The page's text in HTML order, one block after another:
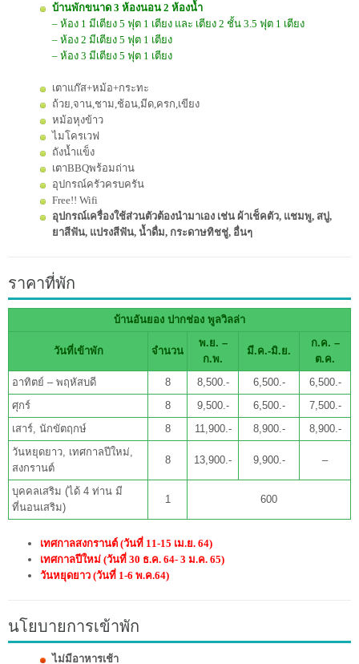
บ้านพักขนาด 3 ห้องนอน 2 ห้องน้ำ
– ห้อง 1 มีเตียง 5 ฟุต 1 เตียง และ เตียง 2 ชั้น 3.5 ฟุต 1 เตียง
– ห้อง 2 มีเตียง 5 ฟุต 1 เตียง
– ห้อง 3 มีเตียง 5 ฟุต 1 เตียง
เตาแก๊ส+หม้อ+กระทะ
ถ้วย,จาน,ชาม,ช้อน,มีด,ครก,เขียง
หม้อหุงข้าว
ไมโครเวฟ
ถังน้ำแข็ง
เตาBBQพร้อมถ่าน
อุปกรณ์ครัวครบครัน
Free!! Wifi
อุปกรณ์เครื่องใช้ส่วนตัวต้องนำมาเอง เช่น ผ้าเช็คตัว, แชมพู, สบู่,
ยาสีฟัน, แปรงสีฟัน, น้ำดื่ม, กระดาษทิชชู่, อื่นๆ
ราคาที่พัก
บ้านอันยอง ปากช่อง พูลวิลล่า
วันที่เข้าพัก จำนวน
พ.ย. –
ก.พ.
มี.ค.-มิ.ย.
ก.ค. –
ต.ค.
อาทิตย์ – พฤหัสบดี
8 8,500.- 6,500.-
6,500.-
ศุกร์
8 9,500.- 6,500.-
7,500.-
เสาร์, นักขัตฤกษ์
8 11,900.- 8,900.-
8,900.-
วันหยุดยาว, เทศกาลปีใหม่,
สงกรานต์
8 13,900.- 9,900.- –
บุคคลเสริม (ได้ 4 ท่าน มี
ที่นอนเสริม)
1 600
เทศกาลสงกรานต์ (วันที่ 11-15 เม.ย. 64)
เทศกาลปีใหม่ (วันที่ 30 ธ.ค. 64- 3 ม.ค. 65)
วันหยุดยาว (วันที่ 1-6 พ.ค.64)
นโยบายการเข้าพัก
ไม่มีอาหารเช้า